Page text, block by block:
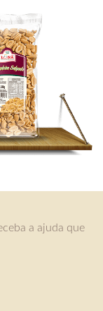
a ajuda que